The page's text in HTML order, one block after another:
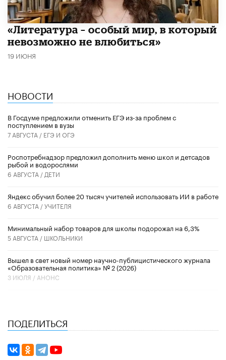
​«Литература – особый мир, в который
невозможно не влюбиться»
19 ИЮНЯ
НОВОСТИ
В Госдуме предложили отменить ЕГЭ из-за проблем с
поступлением в вузы
7 АВГУСТА / ЕГЭ И ОГЭ
Роспотребнадзор предложил дополнить меню школ и детсадов
рыбой и водорослями
6 АВГУСТА / ДЕТИ
​Яндекс обучил более 20 тысяч учителей использовать ИИ в работе
6 АВГУСТА /УЧИТЕЛЯ
Минимальный набор товаров для школы подорожал на 6,3%
5 АВГУСТА / ШКОЛЬНИКИ
Вышел в свет новый номер научно-публицистического журнала
«Образовательная политика» № 2 (2026)
3 ИЮЛЯ / АНОНС
ПОДЕЛИТЬСЯ